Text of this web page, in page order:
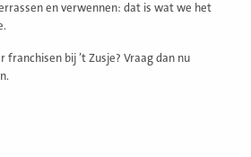
en verwennen: dat is wat we het
bij ’t Zusje? Vraag dan nu